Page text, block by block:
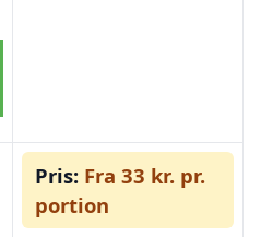
Pris: Fra 33 kr. pr.
portion